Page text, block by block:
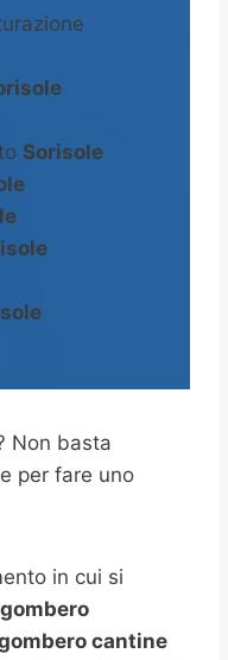
Sorisole
Non basta
per fare uno
in cui si
cantine